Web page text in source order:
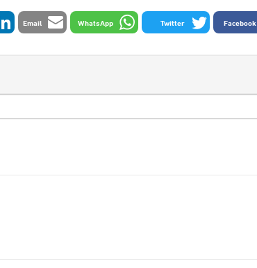
Facebook
Twitter
WhatsApp
Email